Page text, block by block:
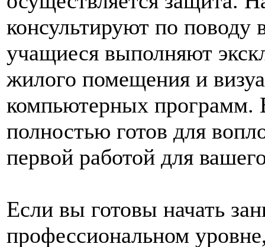
консультируют по поводу
учащиеся выполняют
жилого помещения и
компьютерных программ.
полностью готов для
первой работой для
Если вы готовы начать
профессиональном